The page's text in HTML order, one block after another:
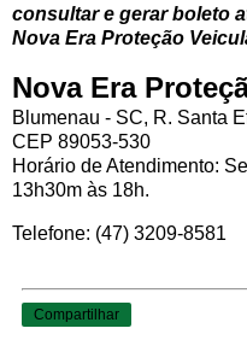
consultar e gerar boleto
Nova Era Proteção
Nova Era
Blumenau - SC, R. Santa
CEP 89053-530
Horário de Atendimento:
13h30m às 18h.
Telefone: (47) 3209-8581
Compartilhar